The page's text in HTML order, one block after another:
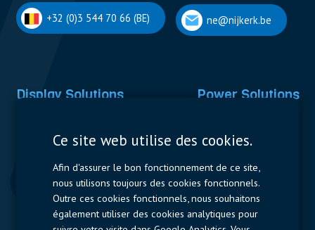
+32 (0)3 544 70 66 (BE) ne@nijkerk.be
Display Solutions Power Solutions
Contactors & Fuses
Measurement
Resistors
Ce site web utilise des cookies.
Afin d'assurer le bon fonctionnement de ce site,
nous utilisons toujours des cookies fonctionnels.
Outre ces cookies fonctionnels, nous souhaitons
également utiliser des cookies analytiques pour